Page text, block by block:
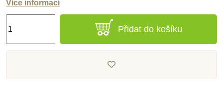
Více informací
Přidat do košíku